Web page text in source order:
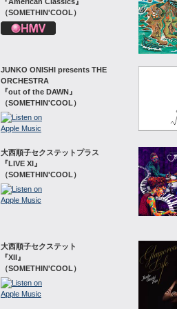
（SOMETHIN'COOL）
JUNKO ONISHI presents THE
ORCHESTRA
『out of the DAWN』
（SOMETHIN'COOL）
大西順子セクステットプラス
『LIVE XI』
（SOMETHIN'COOL）
大西順子セクステット
『XII』
（SOMETHIN'COOL）